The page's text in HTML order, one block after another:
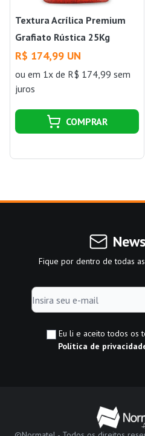
Textura Acrílica Premium
Grafiato Rústica 25Kg
Branco Neve Fortex
R$ 174,99 UN
ou em 1x de R$ 174,99 sem
juros
COMPRAR
Fique por dentro de todas
Eu li e aceito todos os
Política de